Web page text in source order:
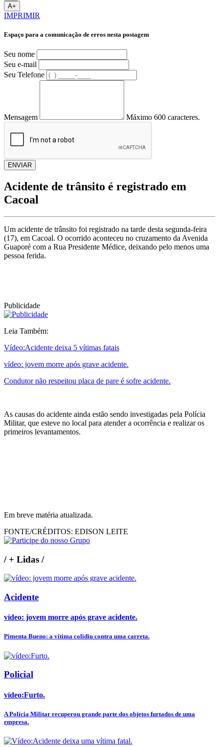
A+
IMPRIMIR
Espaço para a comunicação de erros nesta postagem
Seu nome
Seu e-mail
Seu Telefone
Mensagem Máximo 600 caracteres.
ENVIAR
Acidente de trânsito é registrado em
Cacoal
Um acidente de trânsito foi registrado na tarde desta segunda-feira
(17), em Cacoal. O ocorrido aconteceu no cruzamento da Avenida
Guaporé com a Rua Presidente Médice, deixando pelo menos uma
pessoa ferida.
Publicidade
Leia Também:
Vídeo:Acidente deixa 5 vítimas fatais
vídeo: jovem morre após grave acidente.
Condutor não respeitou placa de pare é sofre acidente.
As causas do acidente ainda estão sendo investigadas pela Polícia
Militar, que esteve no local para atender a ocorrência e realizar os
primeiros levantamentos.
Em breve matéria atualizada.
FONTE/CRÉDITOS: EDISON LEITE
/+ Lidas /
Acidente
vídeo: jovem morre após grave acidente.
Pimenta Bueno: a vítima colidiu contra uma carreta.
Policial
vídeo:Furto.
A Polícia Militar recuperou grande parte dos objetos furtados de uma
empresa.